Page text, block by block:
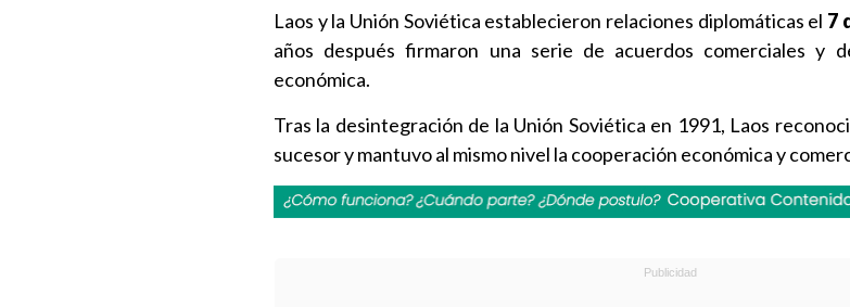
Laos y la Unión Soviética establecieron relaciones diplomáticas el 7
años después firmaron una serie de acuerdos comerciales y
económica.
Tras la desintegración de la Unión Soviética en 1991, Laos
sucesor y mantuvo al mismo nivel la cooperación económica y